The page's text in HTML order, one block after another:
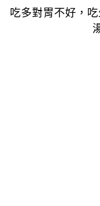
吃多對胃不好，